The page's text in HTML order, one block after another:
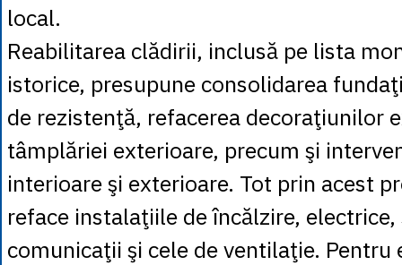
local.
Reabilitarea clădirii, inclusă pe lista
istorice, presupune consolidarea
de rezistenţă, refacerea decoraţiunilor
tâmplăriei exterioare, precum şi
interioare şi exterioare. Tot prin acest
reface instalaţiile de încălzire,
comunicaţii şi cele de ventilaţie. Pentru